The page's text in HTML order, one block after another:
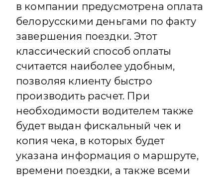
в компании предусмотрена оплата
белорусскими деньгами по факту
завершения поездки. Этот
классический способ оплаты
считается наиболее удобным,
позволяя клиенту быстро
производить расчет. При
необходимости водителем также
будет выдан фискальный чек и
копия чека, в которых будет
указана информация о маршруте,
времени поездки, а также всеми